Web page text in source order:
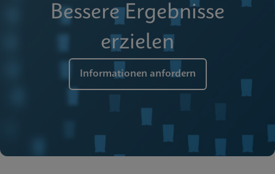
Bessere Ergebnisse
erzielen
Informationen anfordern